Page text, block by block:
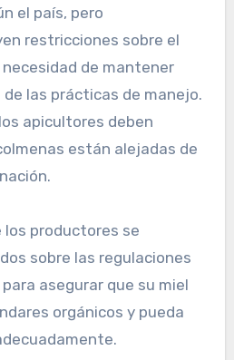
el país, pero
restricciones sobre el
de mantener
las prácticas de manejo.
apicultores deben
están alejadas de
productores se
sobre las regulaciones
asegurar que su miel
orgánicos y pueda